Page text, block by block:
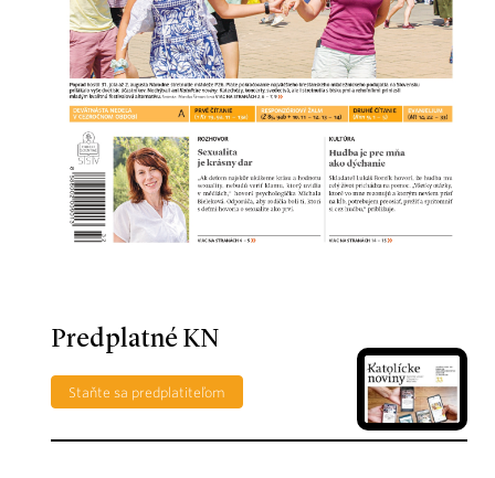
Predplatné KN
Staňte sa predplatiteľom